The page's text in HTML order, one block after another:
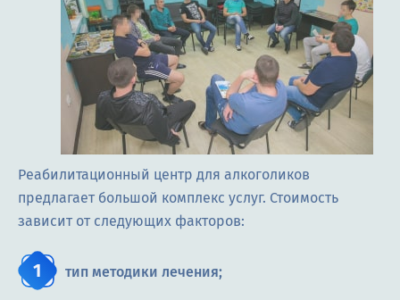
Реабилитационный центр для алкоголиков
предлагает большой комплекс услуг. Стоимость
зависит от следующих факторов:
тип методики лечения;